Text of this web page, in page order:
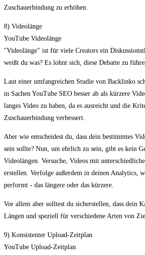
Zuschauerbindung zu erhöhen.
8) Videolänge
YouTube Videolänge
"Videolänge" ist für viele Creators ein
weißt du was? Es lohnt sich, diese Debatte zu
Laut einer umfangreichen Studie von Backlinko
in Sachen YouTube SEO besser ab als kürzere
langes Video zu haben, da es ausreicht und die
Zuschauerbindung verbessert.
Aber wie entscheidest du, dass dein bestimmtes
sein sollte? Nun, um ehrlich zu sein, gibt es kein
Videolängen. Versuche, Videos mit
erstellen. Verfolge außerdem in deinen Analytics,
performt - das längere oder das kürzere.
Vor allem aber solltest du sicherstellen, dass dein
Längen und speziell für verschiedene Arten von
9) Konsistenter Upload-Zeitplan
YouTube Upload-Zeitplan